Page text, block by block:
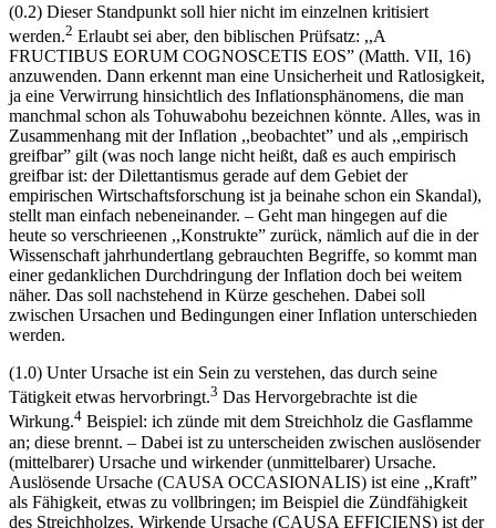
(0.2) Dieser Standpunkt soll hier nicht im einzelnen kritisiert
werden.2 Erlaubt sei aber, den biblischen Prüfsatz: ,,A
FRUCTIBUS EORUM COGNOSCETIS EOS” (Matth. VII, 16)
anzuwenden. Dann erkennt man eine Unsicherheit und Ratlosigkeit,
ja eine Verwirrung hinsichtlich des Inflationsphänomens, die man
manchmal schon als Tohuwabohu bezeichnen könnte. Alles, was in
Zusammenhang mit der Inflation ,,beobachtet” und als ,,empirisch
greifbar” gilt (was noch lange nicht heißt, daß es auch empirisch
greifbar ist: der Dilettantismus gerade auf dem Gebiet der
empirischen Wirtschaftsforschung ist ja beinahe schon ein Skandal),
stellt man einfach nebeneinander. – Geht man hingegen auf die
heute so verschrieenen ,,Konstrukte” zurück, nämlich auf die in der
Wissenschaft jahrhundertlang gebrauchten Begriffe, so kommt man
einer gedanklichen Durchdringung der Inflation doch bei weitem
näher. Das soll nachstehend in Kürze geschehen. Dabei soll
zwischen Ursachen und Bedingungen einer Inflation unterschieden
werden.
(1.0) Unter Ursache ist ein Sein zu verstehen, das durch seine
Tätigkeit etwas hervorbringt.3 Das Hervorgebrachte ist die
Wirkung.4 Beispiel: ich zünde mit dem Streichholz die Gasflamme
an; diese brennt. – Dabei ist zu unterscheiden zwischen auslösender
(mittelbarer) Ursache und wirkender (unmittelbarer) Ursache.
Auslösende Ursache (CAUSA OCCASIONALIS) ist eine ,,Kraft”
als Fähigkeit, etwas zu vollbringen; im Beispiel die Zündfähigkeit
des Streichholzes. Wirkende Ursache (CAUSA EFFICIENS) ist der